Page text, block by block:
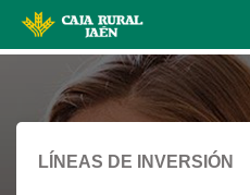
Cargando
contenido,
por
favor
espere...
LÍNEAS DE INVERSIÓN